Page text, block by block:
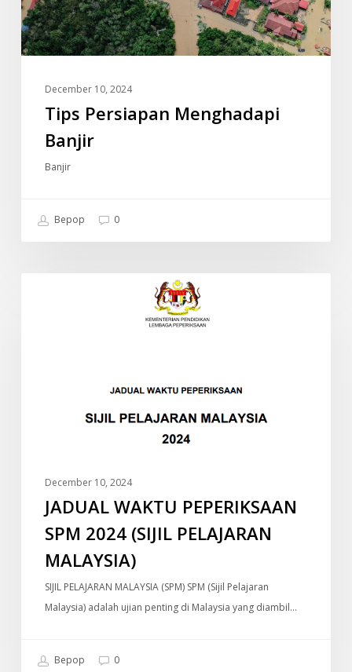
December 10, 2024
Tips Persiapan Menghadapi
Banjir
Banjir
Bepop 0
December 10, 2024
JADUAL WAKTU PEPERIKSAAN
SPM 2024 (SIJIL PELAJARAN
MALAYSIA)
SIJIL PELAJARAN MALAYSIA (SPM) SPM (Sijil Pelajaran
Malaysia) adalah ujian penting di Malaysia yang diambil…
Bepop 0